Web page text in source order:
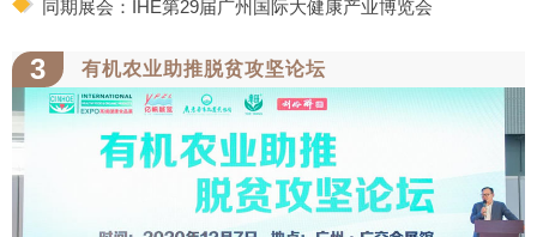
同期展会：IHE第29届广州国际大健康产业博览会
3 有机农业助推脱贫攻坚论坛